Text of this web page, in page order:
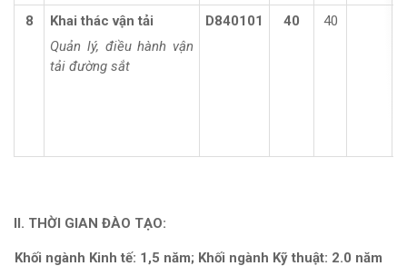
8
Khai thác vận tải
Quản lý, điều hành vận
tải đường sắt
D840101 40 40
II. THỜI GIAN ĐÀO TẠO:
Khối ngành Kinh tế: 1,5 năm; Khối ngành Kỹ thuật: 2.0 năm